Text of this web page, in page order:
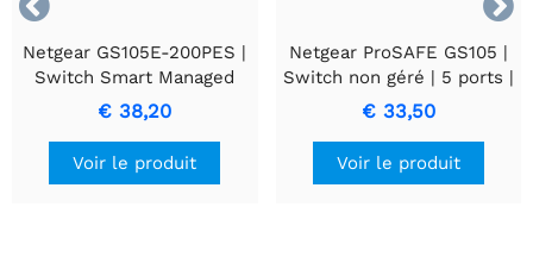
Netgear GS105E-200PES |
Switch Smart Managed
Plus Gigabit 5 ports |
VLAN/QoS | Gestion Web |
Compact
€ 38,20
Voir le produit
Netgear ProSAFE GS105 |
Switch non géré | 5 ports |
Ethernet Gigabit
(10/100/1000 Mbps) |
Bureau
€ 33,50
Voir le produit